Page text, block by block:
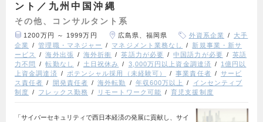
ント／九州中国沖縄
その他、コンサルタント系
1200万円 ～ 1999万円 広島県、福岡県 外資系企業
大手
企業
管理職・マネジャー マネジメント業務なし
新規事業・新サ
ービス
海外出張 海外折衝 英語力が必要 中国語力が必要
英語
力不問
転勤なし 土日祝休み 3,000万円以上資金調達済
1億円以
上資金調達済
ポテンシャル採用（未経験可） 事業責任者
サービ
ス責任者
開発責任者 海外転勤 年収600万以上
インセンティブ
制度
フレックス勤務 リモートワーク可能 育児支援制度
「サイバーセキュリティで西日本経済の発展に貢献し、サイ